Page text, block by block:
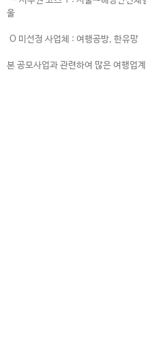
울
O 미선정 사업체 : 여행공방, 한유망
본 공모사업과 관련하여 많은 여행업